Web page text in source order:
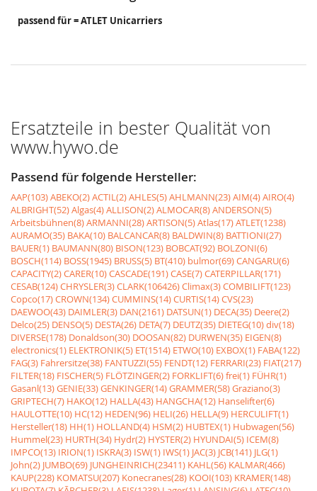
passend für = ATLET Unicarriers
Ersatzteile in bester Qualität von
www.hywo.de
Passend für folgende Hersteller:
AAP(103)ABEKO(2)ACTIL(2)AHLES(5)AHLMANN(23)AIM(4)AIRO(4)
ALBRIGHT(52)Algas(4)ALLISON(2)ALMOCAR(8)ANDERSON(5)
Arbeitsbühnen(8)ARMANNI(28)ARTISON(5)Atlas(17)ATLET(1238)
AURAMO(35) BAKA(10) BALCANCAR(8) BALDWIN(8) BATTIONI(27)
BAUER(1) BAUMANN(80) BISON(123) BOBCAT(92) BOLZONI(6)
BOSCH(114) BOSS(1945) BRUSS(5) BT(410) bulmor(69)CANGARU(6)
CAPACITY(2)CARER(10)CASCADE(191)CASE(7)CATERPILLAR(171)
CESAB(124)CHRYSLER(3)CLARK(106426)Climax(3)COMBILIFT(123)
Copco(17)CROWN(134)CUMMINS(14)CURTIS(14)CVS(23)
DAEWOO(43) DAIMLER(3) DAN(2161) DATSUN(1) DECA(35) Deere(2)
Delco(25) DENSO(5) DESTA(26) DETA(7) DEUTZ(35) DIETEG(10)div(18)
DIVERSE(178) Donaldson(30) DOOSAN(82) DURWEN(35) EIGEN(8)
electronics(1) ELEKTRONIK(5) ET(1514) ETWO(10) EXBOX(1) FABA(122)
FAG(3) Fahrersitze(38) FANTUZZI(55) FENDT(12) FERRARI(23) FIAT(217)
FILTER(18) FISCHER(5) FLÖTZINGER(2) FORKLIFT(6)frei(1) FÜHR(1)
Gasanl(13)GENIE(33)GENKINGER(14)GRAMMER(58)Graziano(3)
GRIPTECH(7) HAKO(12) HALLA(43) HANGCHA(12) Hanselifter(6)
HAULOTTE(10) HC(12) HEDEN(96) HELI(26) HELLA(9) HERCULIFT(1)
Hersteller(18) HH(1) HOLLAND(4) HSM(2) HUBTEX(1) Hubwagen(56)
Hummel(23) HURTH(34) Hydr(2) HYSTER(2) HYUNDAI(5) ICEM(8)
IMPCO(13) IRION(1) ISKRA(3) ISW(1) IWS(1) JAC(3) JCB(141) JLG(1)
John(2) JUMBO(69) JUNGHEINRICH(23411) KAHL(56) KALMAR(466)
KAUP(228) KOMATSU(207) Konecranes(28) KOOI(103) KRAMER(148)